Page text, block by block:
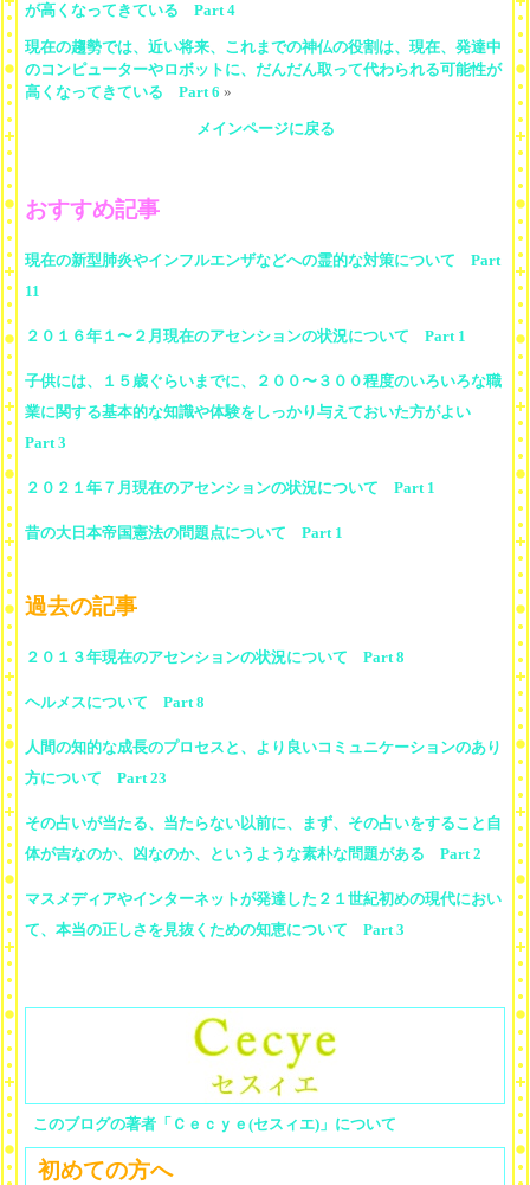
が高くなってきている Part 4
現在の趨勢では、近い将来、これまでの神仏の役割は、現在、発達中
のコンピューターやロボットに、だんだん取って代わられる可能性が
高くなってきている Part 6 »
メインページに戻る
おすすめ記事
現在の新型肺炎やインフルエンザなどへの霊的な対策について Part
11
２０１６年１〜２月現在のアセンションの状況について Part 1
子供には、１５歳ぐらいまでに、２００〜３００程度のいろいろな職
業に関する基本的な知識や体験をしっかり与えておいた方がよい
Part 3
２０２１年７月現在のアセンションの状況について Part 1
昔の大日本帝国憲法の問題点について Part 1
過去の記事
２０１３年現在のアセンションの状況について Part 8
ヘルメスについて Part 8
人間の知的な成長のプロセスと、より良いコミュニケーションのあり
方について Part 23
その占いが当たる、当たらない以前に、まず、その占いをすること自
体が吉なのか、凶なのか、というような素朴な問題がある Part 2
マスメディアやインターネットが発達した２１世紀初めの現代におい
て、本当の正しさを見抜くための知恵について Part 3
このブログの著者「Ｃｅｃｙｅ(セスィエ)」について
初めての方へ